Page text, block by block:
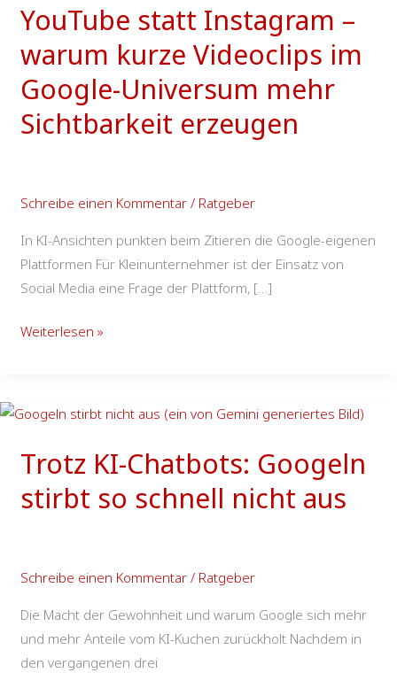
YouTube statt Instagram –
warum kurze Videoclips im
Google-Universum mehr
Sichtbarkeit erzeugen
Schreibe einen Kommentar / Ratgeber
In KI-Ansichten punkten beim Zitieren die Google-eigenen
Plattformen Für Kleinunternehmer ist der Einsatz von
Social Media eine Frage der Plattform, […]
–
kurze
Videoclips
im
Google-
Sichtbarkeit
erzeugen
Weiterlesen »
Trotz KI-Chatbots: Googeln
stirbt so schnell nicht aus
Schreibe einen Kommentar / Ratgeber
Die Macht der Gewohnheit und warum Google sich mehr
und mehr Anteile vom KI-Kuchen zurückholt Nachdem in
den vergangenen drei
Trotz
Chatbots:
stirbt
nicht